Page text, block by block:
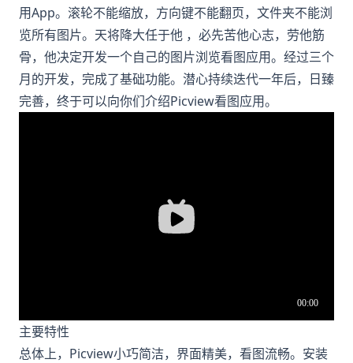
用App。滚轮不能缩放，方向键不能翻页，文件夹不能浏
览所有图片。天将降大任于他 ，必先苦他心志，劳他筋
骨，他决定开发一个自己的图片浏览看图应用。经过三个
月的开发，完成了基础功能。潜心持续迭代一年后，日臻
完善，终于可以向你们介绍Picview看图应用。
主要特性
总体上，Picview小巧简洁，界面精美，看图流畅。安装